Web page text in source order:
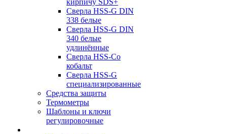
кирпичу SDS+
Сверла HSS-G DIN
338 белые
Сверла HSS-G DIN
340 белые
удлинённые
Сверла HSS-Co
кобальт
Сверла HSS-G
специализированные
Средства защиты
Термометры
Шаблоны и ключи
регулировочные